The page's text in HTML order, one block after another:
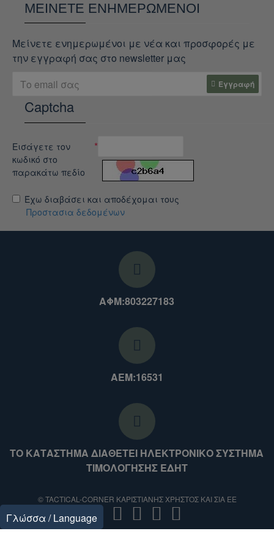
ΜΕΊΝΕΤΕ ΕΝΗΜΕΡΩΜΈΝΟΙ
Μείνετε ενημερωμένοι με νέα και προσφορές με
την εγγραφή σας στο newsletter μας
Εγγραφή
Captcha
Εισάγετε τον
κωδικό στο
παρακάτω πεδίο
Έχω διαβάσει και αποδέχομαι τους
Προστασια δεδομένων
ΑΦΜ:803227183
ΑΕΜ:16531
ΤΟ ΚΑΤΑΣΤΗΜΑ ΔΙΑΘΕΤΕΙ ΗΛΕΚΤΡΟΝΙΚΟ ΣΥΣΤΗΜΑ
ΤΙΜΟΛΟΓΗΣΗΣ ΕΔΗΤ
© TACTICAL-CORNER ΚΑΡΙΣΤΙΑΝΗΣ ΧΡΗΣΤΟΣ ΚΑΙ ΣΙΑ ΕΕ
Γλώσσα / Language